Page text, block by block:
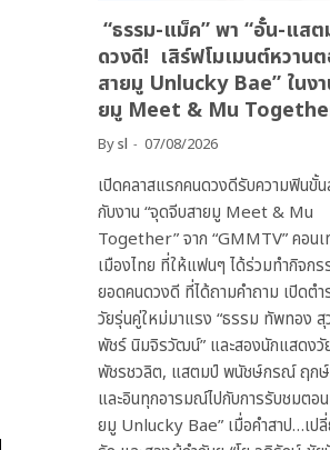
“ธรรม-แม็ค” พา “อั๋น-แสต
ดวงดี! เสิร์ฟโมเมนต์หวาน
สายมู Unlucky Bae” ในง
ยมู Meet & Mu
Bysl 07/08/2026
เปิดคลาสแรกคนดวงดีรับความฟินขั้
กับงาน “จุดจีบสายมู Meet & Mu
Together” จาก “GMMTV” คอนเ
เมืองไทย ที่ให้แฟนๆ ได้ร่วมทำกิจก
ยอดคนดวงดี ที่ได้ถามคำถาม เปิดต
วัยรุ่นคู่ใหม่มาแรง “ธรรม ทัพทอง
พัชร์ นิมจิรวัฒน์” และสองนักแสดง
พัชรชวลิต, แสตมป์ พนัชษ์กรณ์ ฤกษ์
และอินทุกอารมณ์ไปกับการรับชมตอ
ยมู Unlucky Bae” เมื่อคำสาป…เป